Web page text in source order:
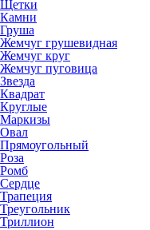
Щетки
Камни
Груша
Жемчуг грушевидная
Жемчуг круг
Жемчуг пуговица
Звезда
Квадрат
Круглые
Маркизы
Овал
Прямоугольный
Роза
Ромб
Сердце
Трапеция
Треугольник
Триллион